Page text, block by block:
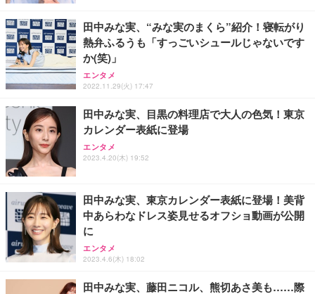
ョン PCチェア 通気性メッシュ ゲーミング/勉強/事
務用 おしゃれ パソコンチェア (ブラック)
Sezlife オフィスチェア デスクチェア 疲れない テレ
ワーク チェア 強化バックレスト 30度ロッキング機
能 人間工学 椅子 腰サポート 90度跳ね上げ式アーム
レスト 3Dヘッドレスト ハンガー付き 高反発クッシ
務用 おしゃれ パソコンチェア (ホワイト)
ANDWINT オフィスチェア デスクチェア 肘なし メ
ッシュ 通気性 ランバーサポート付き 腰サポート ガ
ス圧無段階昇降 360度回転 キャスター付き コンパク
【整備済み品】Dell E2724HS 27インチ 液晶モニタ
ー フルHD（1920×1080）VA 非光沢 HDMI/DisplayP
ort/VGA スピーカー内蔵 高さ調整 スイベル VESA対
応 ComfortView ビジネス向け
【MiniLED/24.5inch/280Hz/FHD】GRAPHT THE S
HOOTER Gaming Monitor 24” Essential ゲーミン
グモニター QD 24.5インチ 1ms FHD 量子ドット 残
Smart Basic(スマートベーシック) 【Amazon.co.jp
限定】 Smart Basic アイリスオーヤマ ペットシーツ
超厚型 お徳用 ワイド 100枚入 (x 1) (ケース販売)
アイリスオーヤマ ペットシーツ 超厚型 お徳用 レギ
ュラー 200枚入【Amazon.co.jp限定】
田中みな実、“みな実のまくら”紹介！寝転がり
熱弁ふるうも「すっごいシュールじゃないです
か(笑)」
エンタメ
2022.11.29(火) 17:47
田中みな実、目黒の料理店で大人の色気！東京
カレンダー表紙に登場
エンタメ
2023.4.20(木) 19:52
田中みな実、東京カレンダー表紙に登場！美背
中あらわなドレス姿見せるオフショ動画が公開
に
エンタメ
2023.4.6(木) 18:02
田中みな実、藤田ニコル、熊切あさ美も……際